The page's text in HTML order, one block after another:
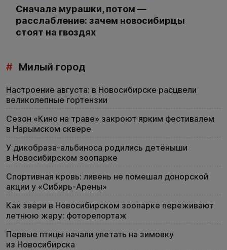
Сначала мурашки, потом —
расслабление: зачем новосибирцы
стоят на гвоздях
# Милый город
Настроение августа: в Новосибирске расцвели
великолепные гортензии
Сезон «Кино на траве» закроют ярким фестивалем
в Нарымском сквере
У дикобраза-альбиноса родились детёныши
в Новосибирском зоопарке
Спортивная кровь: ливень не помешал донорской
акции у «Сибирь-Арены»
Как звери в Новосибирском зоопарке переживают
летнюю жару: фоторепортаж
Первые птицы начали улетать на зимовку
из Новосибирска